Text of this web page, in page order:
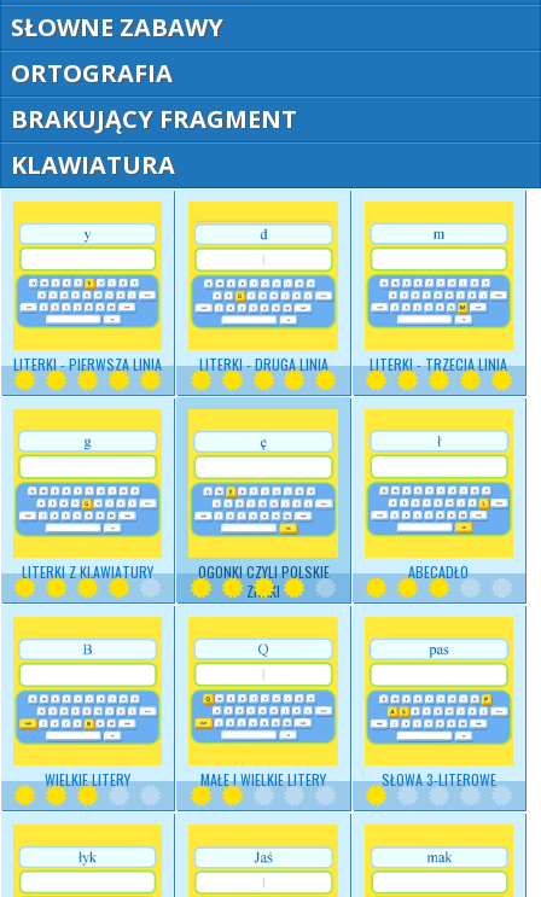
SŁOWNE ZABAWY
ORTOGRAFIA
BRAKUJĄCY FRAGMENT
KLAWIATURA
LITERKI - PIERWSZA LINIA LITERKI - DRUGA LINIA LITERKI - TRZECIA LINIA
LITERKI Z KLAWIATURY
OGONKI CZYLI POLSKIE
ZNAKI
ABECADŁO
WIELKIE LITERY MAŁE I WIELKIE LITERY SŁOWA 3-LITEROWE